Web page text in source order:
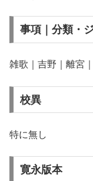
事項｜分類・
雑歌｜吉野｜離宮
校異
特に無し
寛永版本